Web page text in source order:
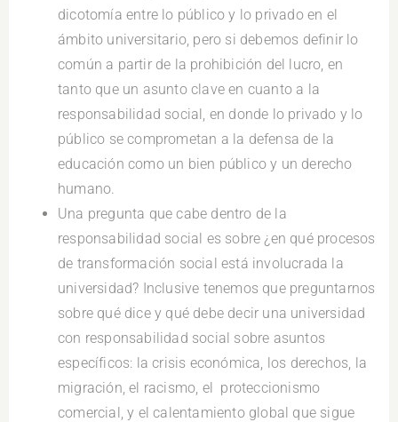
dicotomía entre lo público y lo privado en el
ámbito universitario, pero si debemos definir lo
común a partir de la prohibición del lucro, en
tanto que un asunto clave en cuanto a la
responsabilidad social, en donde lo privado y lo
público se comprometan a la defensa de la
educación como un bien público y un derecho
humano.
Una pregunta que cabe dentro de la
responsabilidad social es sobre ¿en qué procesos
de transformación social está involucrada la
universidad? Inclusive tenemos que preguntarnos
sobre qué dice y qué debe decir una universidad
con responsabilidad social sobre asuntos
específicos: la crisis económica, los derechos, la
migración, el racismo, el proteccionismo
comercial, y el calentamiento global que sigue